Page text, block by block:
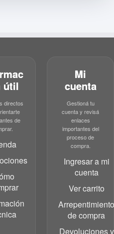
útil
directos
de
Mi
cuenta
Gestioná tu
cuenta y revisá
enlaces
importantes del
proceso de
compra.
Ingresar a mi
cuenta
Ver carrito
de compra
Devoluciones y